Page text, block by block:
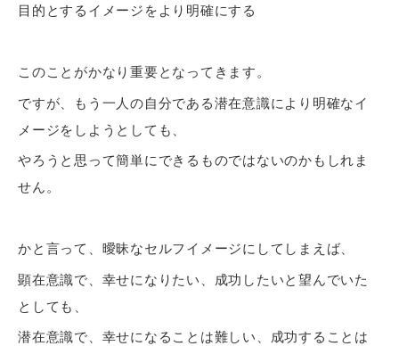
目的とするイメージをより明確にする
このことがかなり重要となってきます。
ですが、もう一人の自分である潜在意識により明確なイ
メージをしようとしても、
やろうと思って簡単にできるものではないのかもしれま
せん。
かと言って、曖昧なセルフイメージにしてしまえば、
顕在意識で、幸せになりたい、成功したいと望んでいた
としても、
潜在意識で、幸せになることは難しい、成功することは